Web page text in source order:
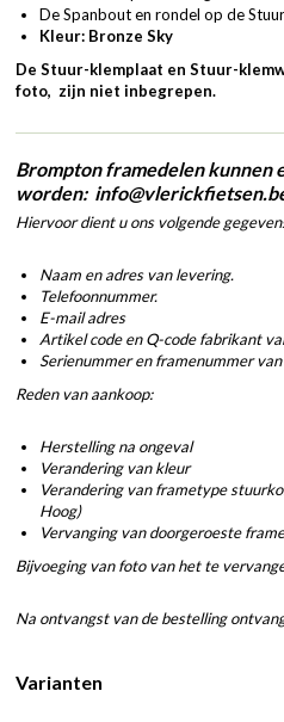
De Spanbout en rondel op de
Kleur: Bronze Sky
De Stuur-klemplaat en Stuur-
foto, zijn niet inbegrepen.
Brompton framedelen kunnen
worden:
Hiervoor dient u ons volgende
Naam en adres van levering.
Telefoonnummer.
E-mail adres
Artikel code en Q-code fabrikant
Serienummer en framenummer
Reden van aankoop:
Herstelling na ongeval
Verandering van kleur
Verandering van frametype
Hoog)
Vervanging van doorgeroeste
Bijvoeging van foto van het te
Na ontvangst van de bestelling
Varianten